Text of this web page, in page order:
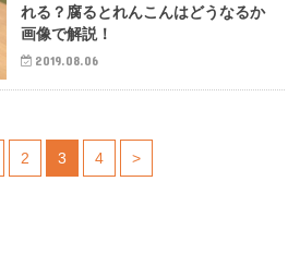
れる？腐るとれんこんはどうなるか
画像で解説！
2019.08.06
2 3 4 >